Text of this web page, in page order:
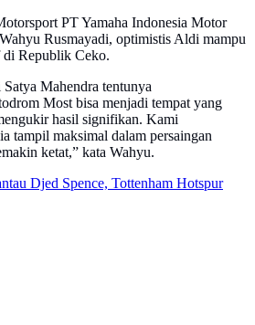
PT Yamaha Indonesia Motor
Rusmayadi, optimistis Aldi mampu
Republik Ceko.
Mahendra tentunya
Most bisa menjadi tempat yang
hasil signifikan. Kami
tampil maksimal dalam persaingan
ketat,” kata Wahyu.
Djed Spence, Tottenham Hotspur